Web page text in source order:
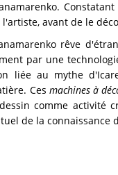
avant de le
rêve
par une
liée au mythe
Ces machines à
comme activité
de la connaissance